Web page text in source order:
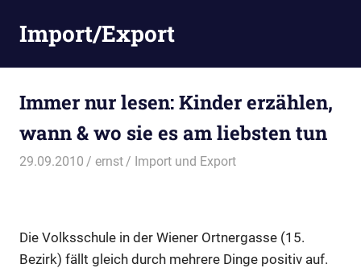
InhaltImport/Export
Immer nur lesen: Kinder erzählen,
wann & wo sie es am liebsten tun
29.09.2010 ernst Import und Export
Die Volksschule in der Wiener Ortnergasse (15.
Bezirk) fällt gleich durch mehrere Dinge positiv auf.